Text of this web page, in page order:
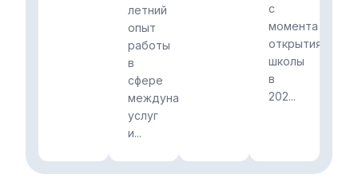
летний
опыт
работы
в
сфере
международных
услуг
и...
с
момента
открытия
школы
в
202...